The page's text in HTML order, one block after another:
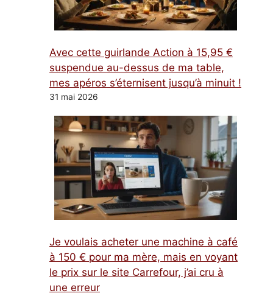
Avec cette guirlande Action à 15,95 €
suspendue au-dessus de ma table,
mes apéros s’éternisent jusqu’à minuit !
31 mai 2026
Je voulais acheter une machine à café
à 150 € pour ma mère, mais en voyant
le prix sur le site Carrefour, j’ai cru à
une erreur